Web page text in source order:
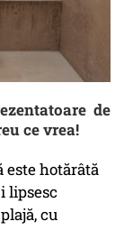
de
ce vrea!
este hotărâtă
lipsesc
cu